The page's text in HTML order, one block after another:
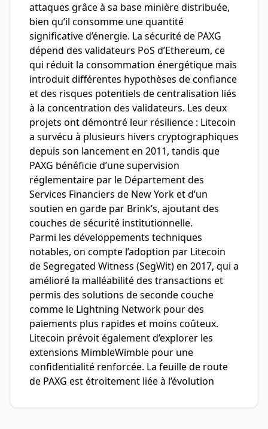
attaques grâce à sa base minière distribuée,
bien qu’il consomme une quantité
significative d’énergie. La sécurité de PAXG
dépend des validateurs PoS d’Ethereum, ce
qui réduit la consommation énergétique mais
introduit différentes hypothèses de confiance
et des risques potentiels de centralisation liés
à la concentration des validateurs. Les deux
projets ont démontré leur résilience : Litecoin
a survécu à plusieurs hivers cryptographiques
depuis son lancement en 2011, tandis que
PAXG bénéficie d’une supervision
réglementaire par le Département des
Services Financiers de New York et d’un
soutien en garde par Brink’s, ajoutant des
couches de sécurité institutionnelle.
Parmi les développements techniques
notables, on compte l’adoption par Litecoin
de Segregated Witness (SegWit) en 2017, qui a
amélioré la malléabilité des transactions et
permis des solutions de seconde couche
comme le Lightning Network pour des
paiements plus rapides et moins coûteux.
Litecoin prévoit également d’explorer les
extensions MimbleWimble pour une
confidentialité renforcée. La feuille de route
de PAXG est étroitement liée à l’évolution